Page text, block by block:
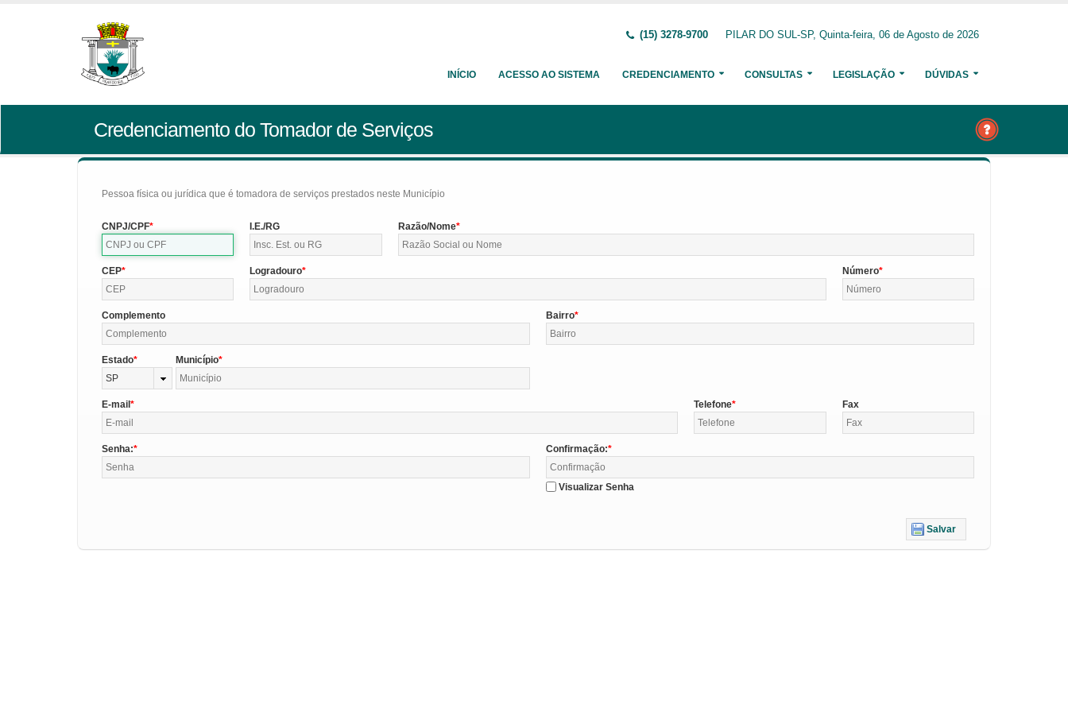
(15) 3278-9700 PILAR DO SUL-SP, Quinta-feira, 06 de Agosto de 2026
INÍCIO ACESSO AO SISTEMA CREDENCIAMENTO CONSULTAS LEGISLAÇÃO DÚVIDAS
Credenciamento do Tomador de Serviços
Pessoa física ou jurídica que é tomadora de serviços prestados neste Município
CNPJ/CPF I.E./RG Razão/Nome
CEP Logradouro Número
Complemento Bairro
Estado
SP
Município
E-mail Telefone Fax
Senha: Confirmação:
Visualizar Senha
Salvar